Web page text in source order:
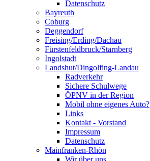
Datenschutz
Bayreuth
Coburg
Deggendorf
Freising/Erding/Dachau
Fürstenfeldbruck/Starnberg
Ingolstadt
Landshut/Dingolfing-Landau
Radverkehr
Sichere Schulwege
ÖPNV in der Region
Mobil ohne eigenes Auto?
Links
Kontakt - Vorstand
Impressum
Datenschutz
Mainfranken-Rhön
Wir über uns